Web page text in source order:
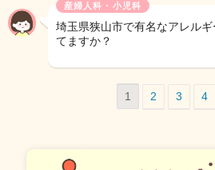
産婦人科・小児科
埼玉県狭山市で有名なアレル
てますか？
1 2 3 4